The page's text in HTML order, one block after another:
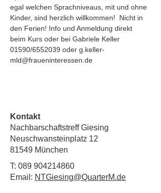
egal welchen Sprachniveaus, mit und ohne
Kinder, sind herzlich willkommen!  Nicht in
den Ferien! Info und Anmeldung direkt
beim Kurs oder bei Gabriele Keller
01590/6552039 oder g.keller-
mld@fraueninteressen.de
Kontakt
Nachbarschaftstreff Giesing
Neuschwansteinplatz 12
81549 München
T: 089 904214860
Email: NTGiesing@QuarterM.de